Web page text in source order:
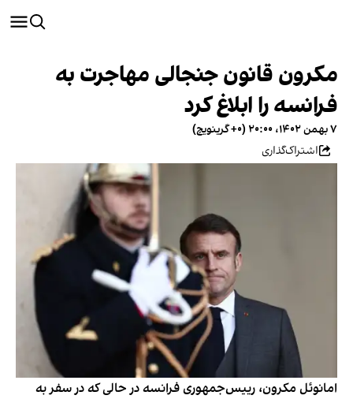
مکرون قانون جنجالی مهاجرت به
فرانسه را ابلاغ کرد
۷ بهمن ۱۴۰۲، ۲۰:۰۰ (‎+۰ گرینویچ)
اشتراک‌گذاری
امانوئل مکرون، رییس‌جمهوری فرانسه در حالی که در سفر به